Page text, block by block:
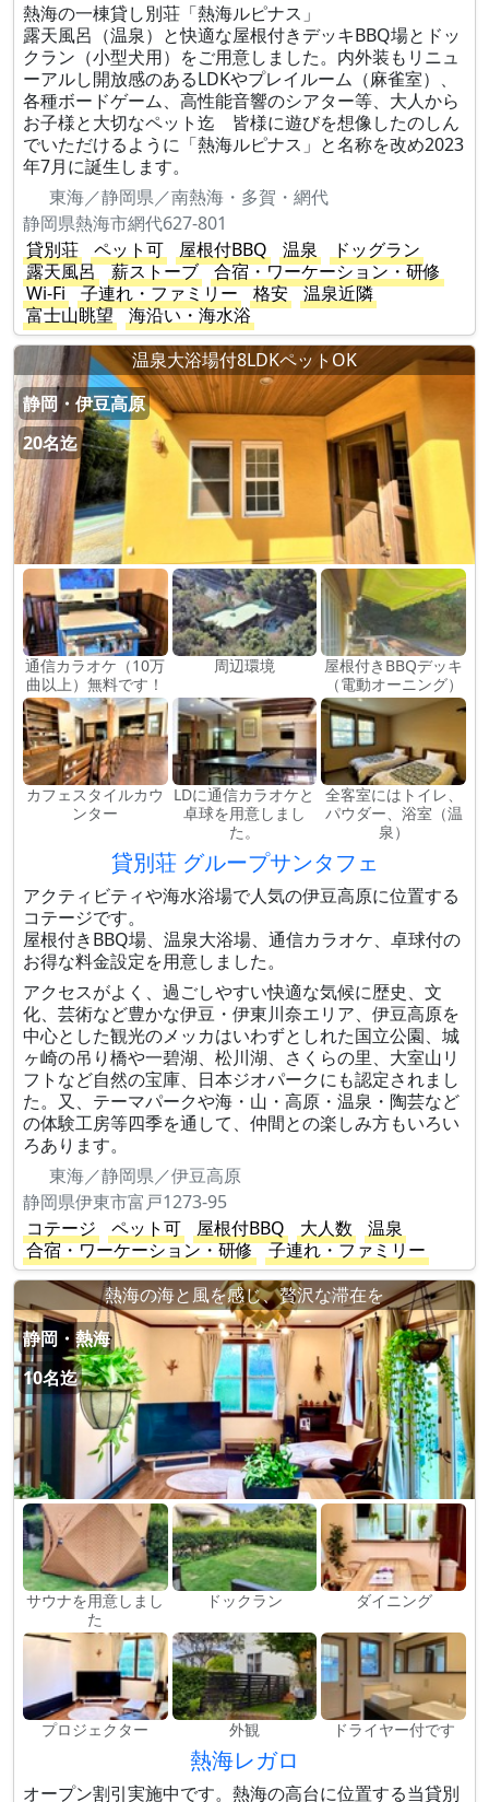
熱海の一棟貸し別荘「熱海ルピナス」
露天風呂（温泉）と快適な屋根付きデッキBBQ場とドッ
クラン（小型犬用）をご用意しました。内外装もリニュ
ーアルし開放感のあるLDKやプレイルーム（麻雀室）、
各種ボードゲーム、高性能音響のシアター等、大人から
お子様と大切なペット迄 皆様に遊びを想像したのしん
でいただけるように「熱海ルピナス」と名称を改め2023
年7月に誕生します。
東海／静岡県／南熱海・多賀・網代
静岡県熱海市網代627-801
貸別荘
ペット可 屋根付BBQ 温泉
ドッグラン
露天風呂
薪ストーブ
合宿・ワーケーション・研修
Wi-Fi
子連れ・ファミリー 格安
温泉近隣
富士山眺望
海沿い・海水浴
温泉大浴場付8LDKペットOK
静岡・伊豆高原
20名迄
通信カラオケ（10万
曲以上）無料です！
周辺環境
屋根付きBBQデッキ
（電動オーニング）
カフェスタイルカウ
ンター
LDに通信カラオケと
卓球を用意しまし
た。
全客室にはトイレ、
パウダー、浴室（温
泉）
貸別荘 グループサンタフェ
アクティビティや海水浴場で人気の伊豆高原に位置する
コテージです。
屋根付きBBQ場、温泉大浴場、通信カラオケ、卓球付の
お得な料金設定を用意しました。
アクセスがよく、過ごしやすい快適な気候に歴史、文
化、芸術など豊かな伊豆・伊東川奈エリア、伊豆高原を
中心とした観光のメッカはいわずとしれた国立公園、城
ヶ崎の吊り橋や一碧湖、松川湖、さくらの里、大室山リ
フトなど自然の宝庫、日本ジオパークにも認定されまし
た。又、テーマパークや海・山・高原・温泉・陶芸など
の体験工房等四季を通して、仲間との楽しみ方もいろい
ろあります。
東海／静岡県／伊豆高原
静岡県伊東市富戸1273-95
コテージ
ペット可 屋根付BBQ 大人数
温泉
合宿・ワーケーション・研修
子連れ・ファミリー
熱海の海と風を感じ、贅沢な滞在を
静岡・熱海
10名迄
サウナを用意しまし
た
ドックラン ダイニング
プロジェクター 外観 ドライヤー付です
熱海レガロ
オープン割引実施中です。熱海の高台に位置する当貸別